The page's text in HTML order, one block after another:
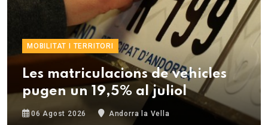
MOBILITAT I TERRITORI
Les matriculacions de vehicles
pugen un 19,5% al juliol
06 Agost 2026 Andorra la Vella